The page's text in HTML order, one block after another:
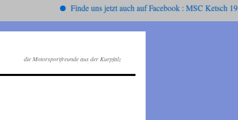
Finde uns jetzt auch auf Facebook : MSC Ketsch 1952 ,
die Motorsportfreunde aus der Kurpfalz